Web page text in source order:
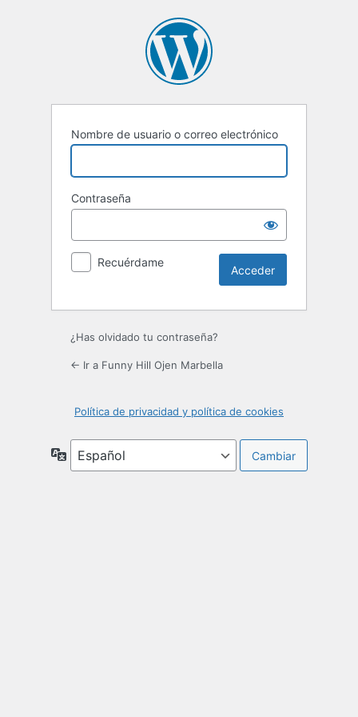
Nombre de usuario o correo electrónico
Contraseña
Recuérdame
¿Has olvidado tu contraseña?
← Ir a Funny Hill Ojen Marbella
Política de privacidad y política de cookies
Idioma